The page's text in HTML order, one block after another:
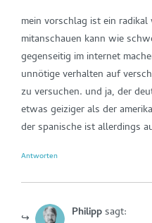
mein vorschlag ist ein
mitanschauen kann wie
gegenseitig im internet
unnötige verhalten auf
zu versuchen. und ja, der
etwas geiziger als der
der spanische ist allerdings
Antworten
Philippsagt: